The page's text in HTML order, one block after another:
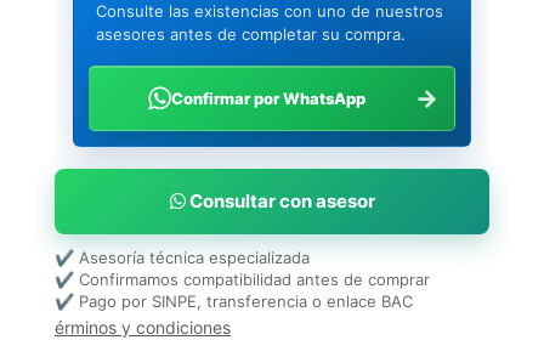
Consulte las existencias con uno de nuestros
asesores antes de completar su compra.
Confirmar por WhatsApp →
Consultar con asesor
✔ Asesoría técnica especializada
✔ Confirmamos compatibilidad antes de comprar
✔ Pago por SINPE, transferencia o enlace BAC
érminos y condiciones